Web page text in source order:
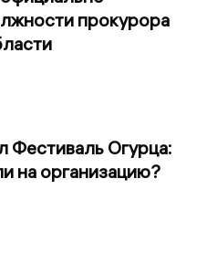
прокурора
Фестиваль Огурца:
на организацию?